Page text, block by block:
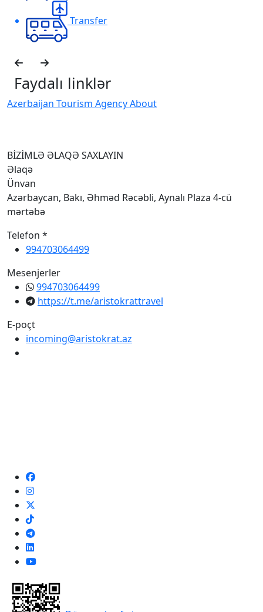
Transfer
Faydalı linklər
Azerbaijan Tourism Agency About
BİZİMLƏ ƏLAQƏ SAXLAYIN
Əlaqə
Ünvan
Azərbaycan, Bakı, Əhməd Rəcəbli, Aynalı Plaza 4-cü
mərtəbə
Telefon *
994703064499
Mesenjerler
994703064499
https://t.me/aristokrattravel
E-poçt
incoming@aristokrat.az